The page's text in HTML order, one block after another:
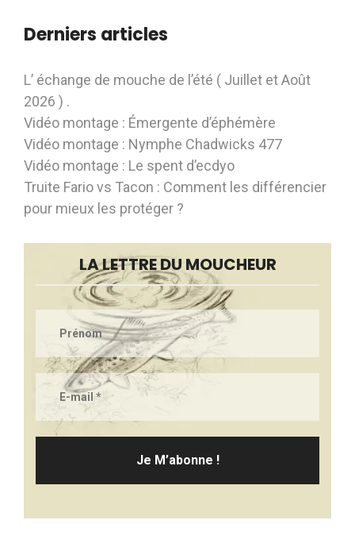
Derniers articles
L’ échange de mouche de l’été ( Juillet et Août
2026 ) .
Vidéo montage : Émergente d’éphémère
Vidéo montage : Nymphe Chadwicks 477
Vidéo montage : Le spent d’ecdyo
Truite Fario vs Tacon : Comment les différencier
pour mieux les protéger ?
LA LETTRE DU MOUCHEUR